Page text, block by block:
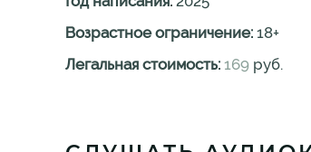
Возрастное ограничение: 18+
Легальная стоимость: 169 руб.